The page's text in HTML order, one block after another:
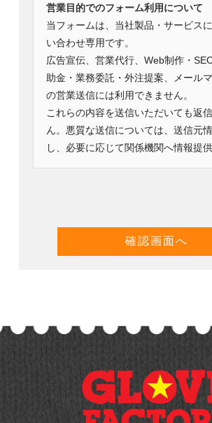
営業目的でのフォーム利用について
当フォームは、当社製品・サービス
い合わせ専用です。
広告宣伝、営業代行、Web制作・
助金・業務委託・外注提案、メール
の営業送信には利用できません。
これらの内容を送信いただいても返
ん。悪質な送信については、送信元
し、必要に応じて関係機関へ情報提供